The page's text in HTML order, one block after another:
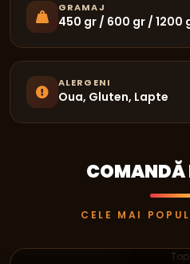
GRAMAJ
450 gr / 600 gr / 1200
ALERGENI
Oua, Gluten, Lapte
COMANDĂ
CELE MAI
Top
CRAZY